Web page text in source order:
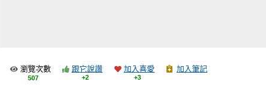
瀏覽次數
507
跟它說讚
+2
加入喜愛
+3
加入筆記